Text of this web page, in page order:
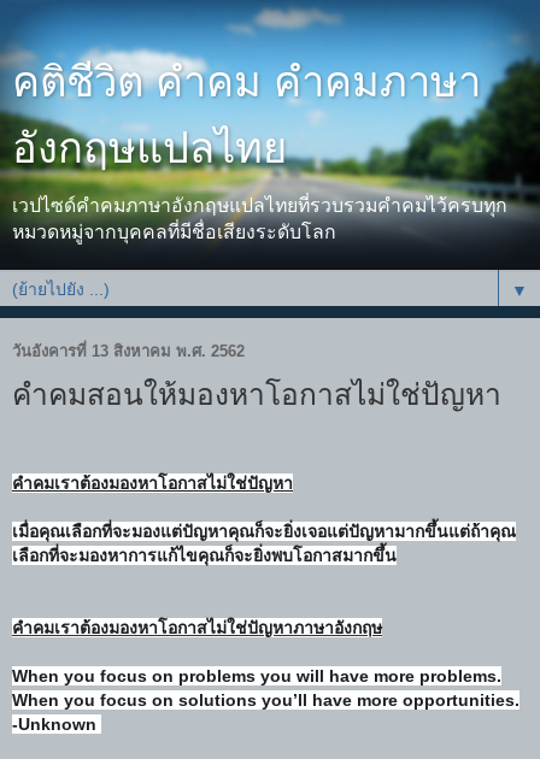
คติชีวิต คำคม คำคมภาษา
อังกฤษแปลไทย
เวปไซด์คำคมภาษาอังกฤษแปลไทยที่รวบรวมคำคมไว้ครบทุก
หมวดหมู่จากบุคคลที่มีชื่อเสียงระดับโลก
▼
วันอังคารที่ 13 สิงหาคม พ.ศ. 2562
คำคมสอนให้มองหาโอกาสไม่ใช่ปัญหา
คำคมเราต้องมองหาโอกาสไม่ใช่ปัญหา
เมื่อคุณเลือกที่จะมองแต่ปัญหาคุณก็จะยิ่งเจอแต่ปัญหามากขึ้นแต่ถ้าคุณ
เลือกที่จะมองหาการแก้ไขคุณก็จะยิ่งพบโอกาสมากขึ้น
คำคมเราต้องมองหาโอกาสไม่ใช่ปัญหาภาษาอังกฤษ
When you focus on problems you will have more problems.
When you focus on solutions you’ll have more opportunities.
-Unknown